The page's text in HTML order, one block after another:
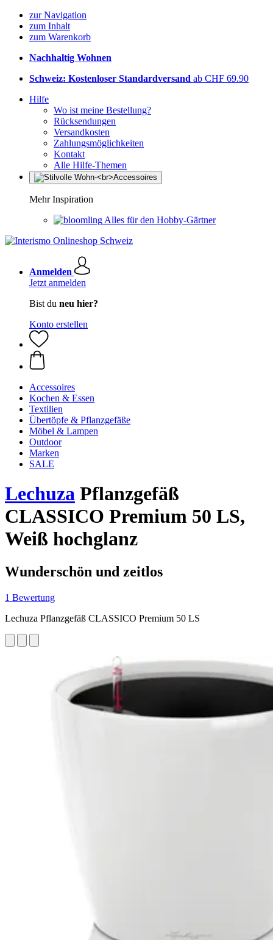
zur Navigation
zum Inhalt
zum Warenkorb
Nachhaltig Wohnen
Schweiz: Kostenloser Standardversand ab CHF 69.90
Hilfe
Wo ist meine Bestellung?
Rücksendungen
Versandkosten
Zahlungsmöglichkeiten
Kontakt
Alle Hilfe-Themen
Mehr Inspiration
Alles für den Hobby-Gärtner
Anmelden
Jetzt anmelden
Bist du neu hier?
Konto erstellen
Accessoires
Kochen & Essen
Textilien
Übertöpfe & Pflanzgefäße
Möbel & Lampen
Outdoor
Marken
SALE
Lechuza Pflanzgefäß
CLASSICO Premium 50 LS,
Weiß hochglanz
Wunderschön und zeitlos
1 Bewertung
Lechuza Pflanzgefäß CLASSICO Premium 50 LS